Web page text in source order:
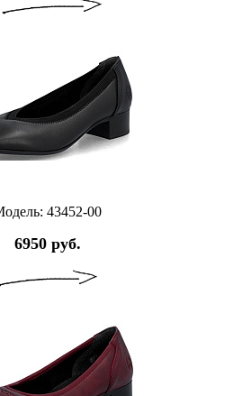
43452-00
6950 руб.